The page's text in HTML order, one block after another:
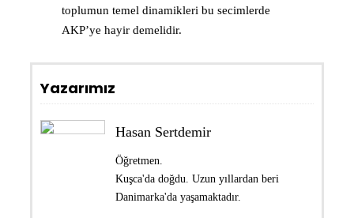
toplumun temel dinamikleri bu secimlerde
AKP’ye hayir demelidir.
Yazarımız
Hasan Sertdemir
Öğretmen.
Kuşca'da doğdu. Uzun yıllardan beri
Danimarka'da yaşamaktadır.